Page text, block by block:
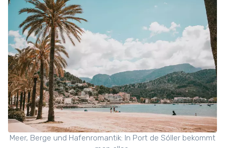
Meer, Berge und Hafenromantik: In Port de Sóller bekommt